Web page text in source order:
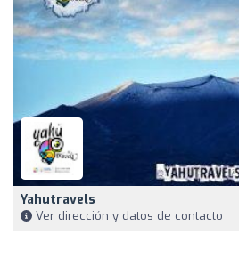
Yahutravels
Ver dirección y datos de contacto